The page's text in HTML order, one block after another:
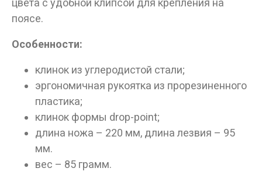
цвета с удобной клипсой для крепления на
поясе.
Особенности:
клинок из углеродистой стали;
эргономичная рукоятка из прорезиненного
пластика;
клинок формы drop-point;
длина ножа – 220 мм, длина лезвия – 95
мм.
вес – 85 грамм.
Данные товары продаются лицам,
достигшим 18 лет!
Вам исполнилось 18 лет?